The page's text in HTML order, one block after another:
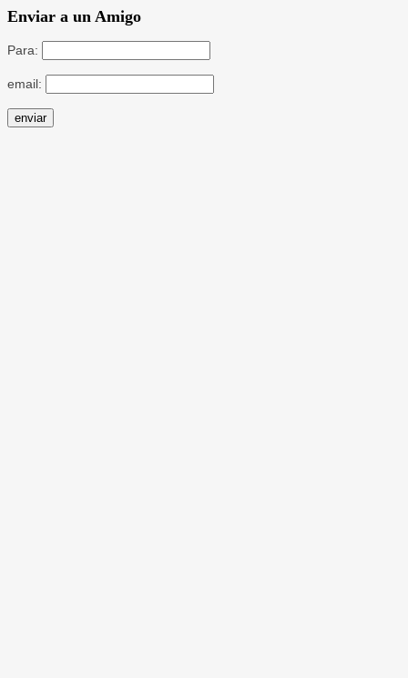
Enviar a un Amigo
Para:
email: